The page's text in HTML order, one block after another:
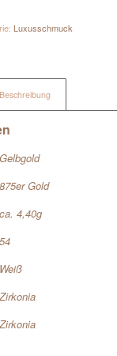
Luxusschmuck
Beschreibung
Gelbgold
875er Gold
ca. 4,40g
54
Weiß
Zirkonia
Zirkonia